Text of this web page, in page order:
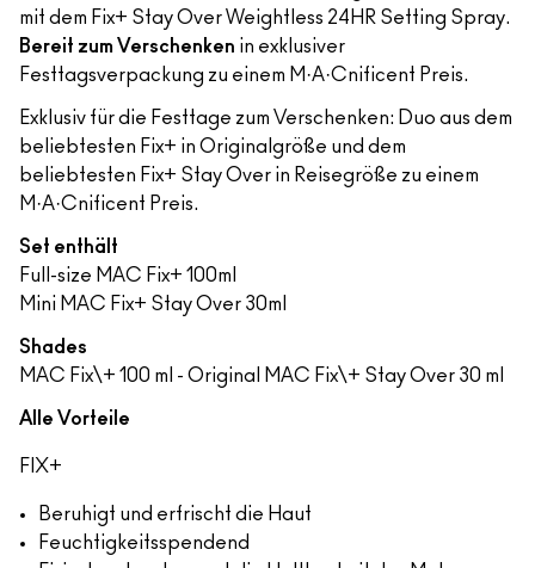
mit dem Fix+ Stay Over Weightless 24HR Setting Spray.
Bereit zum Verschenken in exklusiver
Festtagsverpackung zu einem M·A·Cnificent Preis.
Exklusiv für die Festtage zum Verschenken: Duo aus dem
beliebtesten Fix+ in Originalgröße und dem
beliebtesten Fix+ Stay Over in Reisegröße zu einem
M·A·Cnificent Preis.
Set enthält
Full-size MAC Fix+ 100ml
Mini MAC Fix+ Stay Over 30ml
Shades
MAC Fix\+ 100 ml - Original MAC Fix\+ Stay Over 30 ml
Alle Vorteile
FIX+
Beruhigt und erfrischt die Haut
Feuchtigkeitsspendend